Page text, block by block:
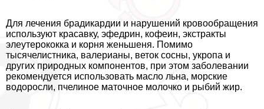
Для лечения брадикардии и нарушений кровообращения
используют красавку, эфедрин, кофеин, экстpaкты
элеутерококка и корня женьшеня. Помимо
тысячелистника, валерианы, веток сосны, укропа и
других природных компонентов, при этом заболевании
рекомендуется использовать масло льна, морские
водоросли, пчелиное маточное молочко и рыбий жир.